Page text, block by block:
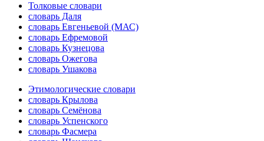
Толковые словари
словарь Даля
словарь Евгеньевой (МАС)
словарь Ефремовой
словарь Кузнецова
словарь Ожегова
словарь Ушакова
Этимологические словари
словарь Крылова
словарь Семёнова
словарь Успенского
словарь Фасмера